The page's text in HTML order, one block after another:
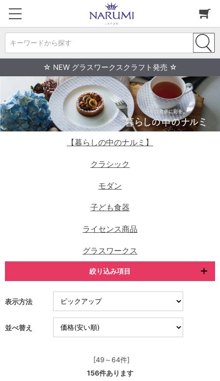
キーワードから探す
☆ NEW グラスワークスクラフト発売 ☆
【暮らしの中のナルミ】
クラシック
モダン
子ども食器
ライセンス商品
グラスワークス
絞り込み項目
表示方法
並べ替え
[49～64件]
156件あります